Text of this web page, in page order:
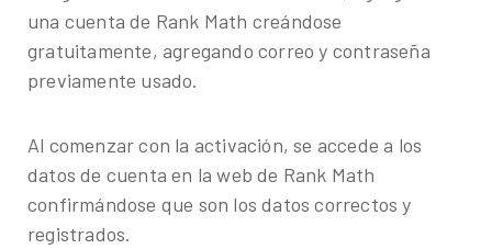
una cuenta de Rank Math creándose
gratuitamente, agregando correo y contraseña
previamente usado.
Al comenzar con la activación, se accede a los
datos de cuenta en la web de Rank Math
confirmándose que son los datos correctos y
registrados.